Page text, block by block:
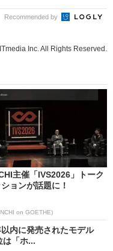
Recommended by
Inc. All Rights Reserved.
主催「IVS2026」トーク
ョンが話題に！
on GOETHE)
内に発売されたモデル
「ホ...